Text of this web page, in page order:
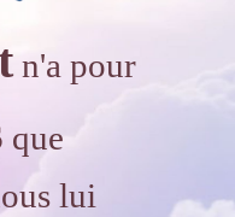
n'a pour
que
lui